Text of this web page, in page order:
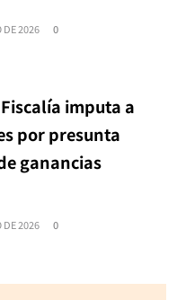
DE 2026 0
imputa a
por presunta
ganancias
DE 2026 0